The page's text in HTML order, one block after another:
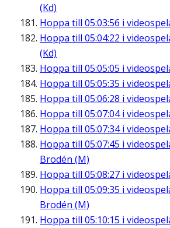
(Kd)
Hoppa till 05:03:56 i
Hoppa till 05:04:22 i
(Kd)
Hoppa till 05:05:05 i
Hoppa till 05:05:35 i
Hoppa till 05:06:28 i
Hoppa till 05:07:04i
Hoppa till 05:07:34i
Hoppa till 05:07:45 i
Brodén (M)
Hoppa till 05:08:27 i
Hoppa till 05:09:35 i
Brodén (M)
Hoppa till 05:10:15 i